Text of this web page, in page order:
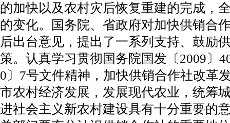
的加快以及农村灾后恢复重建的完成，
的变化。国务院、省政府对加快供销合
后出台意见，提出了一系列支持、鼓励
策。认真学习贯彻国务院国发〔2009〕
0〕7号文件精神，加快供销合作社改革
市农村经济发展，发展现代农业，统筹
进社会主义新农村建设具有十分重要的